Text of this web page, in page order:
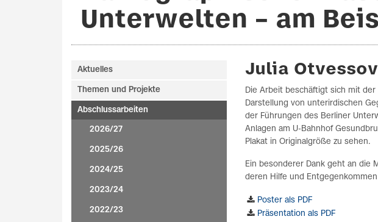
Unterwelten – am
Julia
Die Arbeit beschäftigt sich mit
Darstellung von unterirdischen
der Führungen des Berliner
Anlagen am U-Bahnhof
Plakat in Originalgröße zu sehen.
Ein besonderer Dank geht an die
deren Hilfe und
Poster als PDF
Präsentation als PDF
Aktuelles
Themen und Projekte
Abschlussarbeiten
2026/27
2025/26
2024/25
2023/24
2022/23